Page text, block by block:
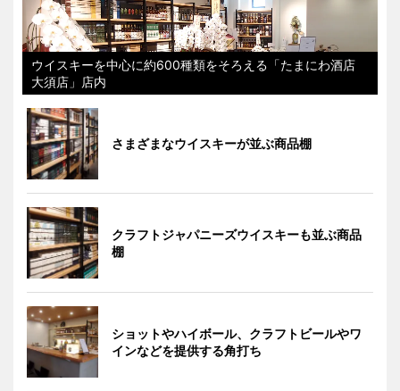
ウイスキーを中心に約600種類をそろえる「たまにわ酒店
大須店」店内
さまざまなウイスキーが並ぶ商品棚
クラフトジャパニーズウイスキーも並ぶ商品
棚
ショットやハイボール、クラフトビールやワ
インなどを提供する角打ち